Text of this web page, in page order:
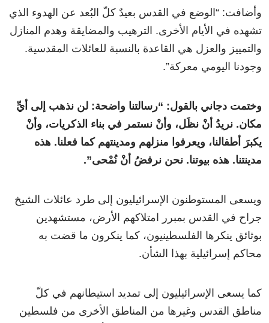
وأضافت: “الوضع في القدس بعيدٌ كلّ البُعد عن الهدوء الذي
تشهده في الأيام الأخرى. الترهيب والمضايقة وهدم المنازل
والتمييز والعزل هي القاعدة بالنسبة للعائلات المقدسية.
وجودنا اليومي معركة”.
وختمت دجاني بالقول: “رسالتنا واضحة: لن نذهب إلى أيِّ
مكان. نريدُ أنْ نظَل، وأنْ نستمر في بناء الذكريات، وأنْ
يكبرَ أطفالنا، ويعرفوا منزلهم ومدينتهم كما فعلنا. هذه
مدينتنا. هذه بيوتنا. نحن نرفضُ أنْ نُمْحى”.
ويسعى المستوطنون الإسرائيليون إلى طرد عائلات الشيخ
جراح في القدس بمبرر امتلاكهم الأرض، مستشهدين
بوثائق ينكرها الفلسطينيون، كما ينكرون ما قضت به
محاكم إسرائيلية بهذا الشأن.
كما يسعى الإسرائيليون إلى تمديد استيطانهم في كلّ
مناطق القدس وغيرها من المناطق الأخرى من فلسطين